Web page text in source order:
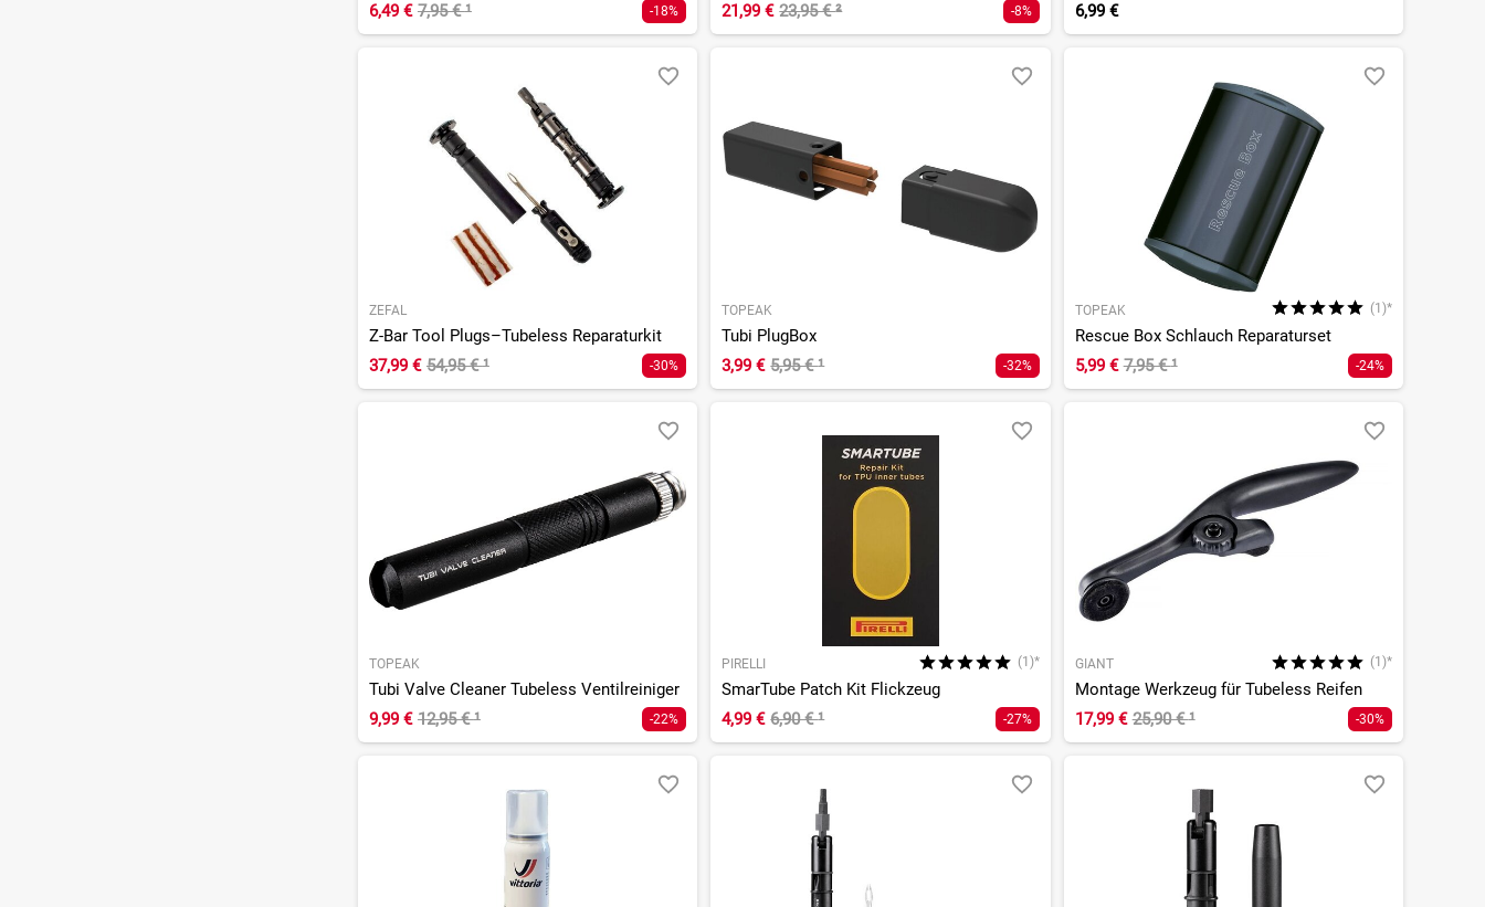
6,49 € 7,95 €¹ -18%
21,99 € 23,95 €² -8%
6,99 €
ZEFAL
Z-Bar Tool Plugs–Tubeless Reparaturkit
37,99 € 54,95 €¹ -30%
TOPEAK
Tubi PlugBox
3,99 € 5,95 €¹ -32%
TOPEAK (1)*
Rescue Box Schlauch Reparaturset
5,99 € 7,95 €¹ -24%
TOPEAK
Tubi Valve Cleaner Tubeless Ventilreiniger
9,99 € 12,95 €¹ -22%
PIRELLI (1)*
SmarTube Patch Kit Flickzeug
4,99 € 6,90 €¹ -27%
GIANT (1)*
Montage Werkzeug für Tubeless Reifen
17,99 € 25,90 €¹ -30%